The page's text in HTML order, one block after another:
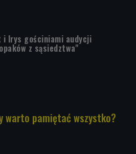
i Irys gościniami audycji
z sąsiedztwa"
warto pamiętać wszystko?